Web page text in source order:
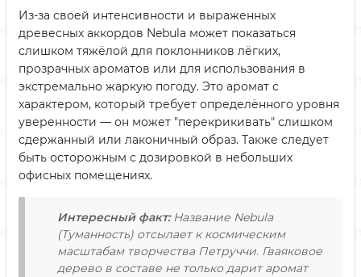
Из-за своей интенсивности и выраженных
древесных аккордов Nebula может показаться
слишком тяжёлой для поклонников лёгких,
прозрачных ароматов или для использования в
экстремально жаркую погоду. Это аромат с
характером, который требует определённого уровня
уверенности — он может "перекрикивать" слишком
сдержанный или лаконичный образ. Также следует
быть осторожным с дозировкой в небольших
офисных помещениях.
Интересный факт:Название Nebula
(Туманность) отсылает к космическим
масштабам творчества Петруччи. Гваяковое
дерево в составе не только дарит аромат